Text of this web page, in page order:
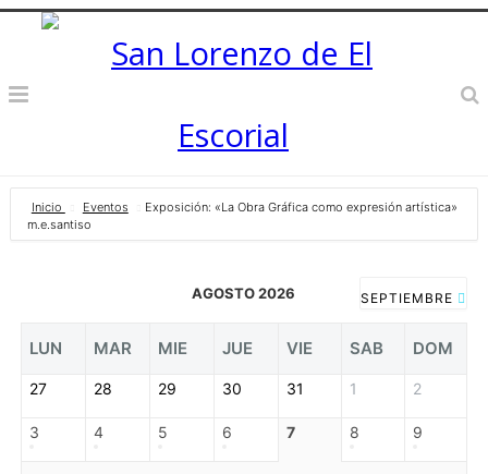
Inicio Eventos
Exposición: «La Obra Gráfica como expresión artística»
m.e.santiso
AGOSTO 2026 SEPTIEMBRE
LUN MAR MIE JUE VIE SAB DOM
27 28 29 30 31 1 2
3 4 5 6 7 8 9